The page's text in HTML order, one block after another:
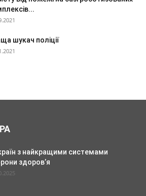
шукач поліції
з найкращими системами
здоров’я